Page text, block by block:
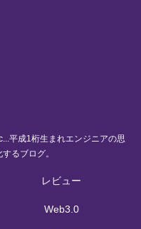
平成1桁生まれエンジニアの思
るブログ。
レビュー
Web3.0